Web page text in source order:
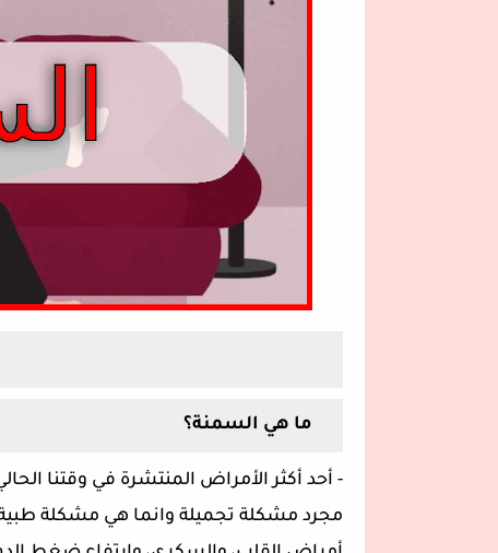
ما هي السمنة؟
- أحد أكثر الأمراض المنتشرة في وقتنا
مجرد مشكلة تجميلة وانما هي مشكلة طبية